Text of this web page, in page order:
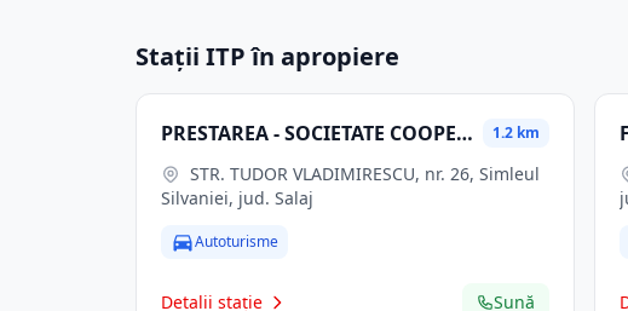
Stații ITP în apropiere
PRESTAREA - SOCIETATE COOPERATIVĂ MEŞTEŞUGĂREASCĂ 1.2 km
Silvaniei, jud. Salaj
Autoturisme
Detalii stație Sună